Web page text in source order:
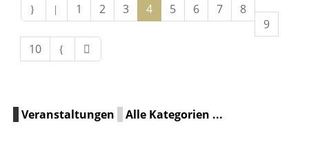
1 2 3 4 5 6 7
8
9
10
Veranstaltungen Alle Kategorien ...